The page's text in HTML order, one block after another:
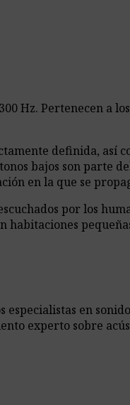
Hz. Pertenecen a
definida, así
bajos son parte
en la que se
por los
en
experto sobre